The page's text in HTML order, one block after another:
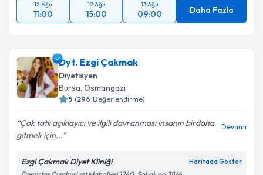
12 Ağu
11:00
12 Ağu
15:00
13 Ağu
09:00 Daha Fazla
Dyt. Ezgi Çakmak
Diyetisyen
Bursa, Osmangazi
5 (296 Değerlendirme)
Çok tatlı açıklayıcı ve ilgili davranması insanın birdaha
gitmek için...
Devamı
Ezgi Çakmak Diyet Kliniği Haritada Göster